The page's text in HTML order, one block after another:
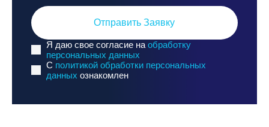
Отправить Заявку
Я даю свое согласие на обработку
персональных данных
C политикой обработки персональных
данных ознакомлен